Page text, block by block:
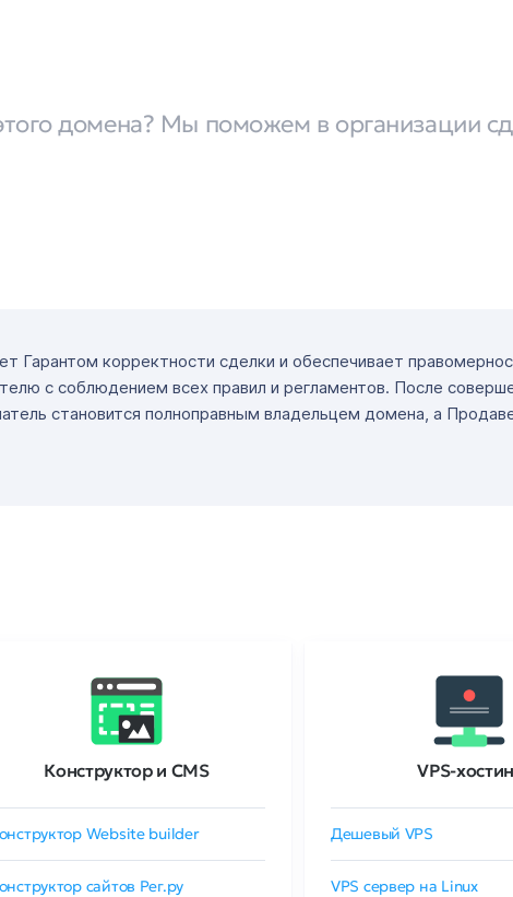
домена? Мы поможем в организации
Гарантом корректности сделки и обеспечивает
с соблюдением всех правил и регламентов. После
становится полноправным владельцем домена, а
Конструктор и CMS
Website builder
сайтов Рег.ру
VPS-
Дешевый VPS
VPS сервер на Linux